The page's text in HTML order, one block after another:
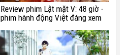
Review phim Lật mặt V: 48 giờ -
phim hành động Việt đáng xem